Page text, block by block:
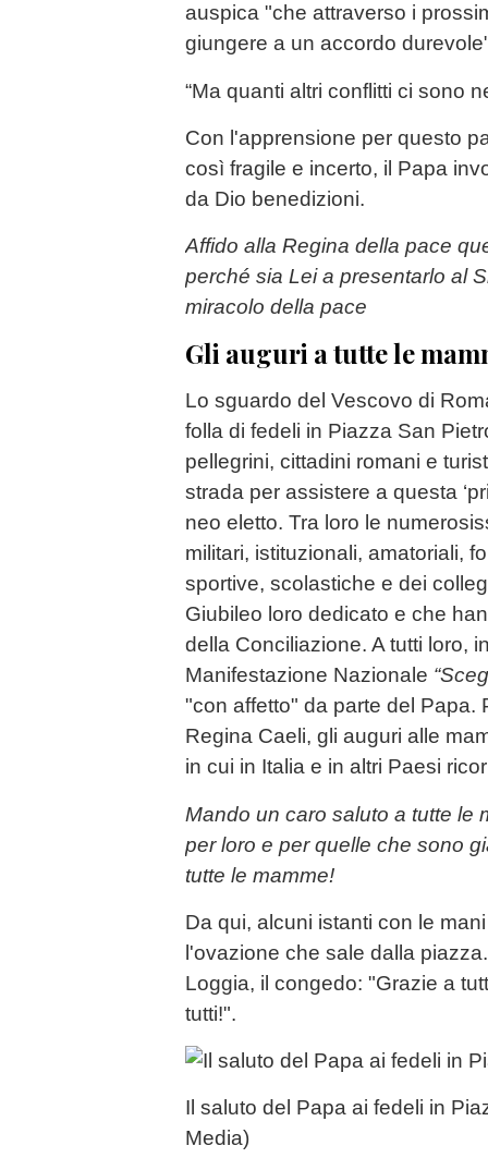
auspica "che attraverso i
giungere a un accordo
“Ma quanti altri conflitti ci sono
Con l'apprensione per questo
così fragile e incerto, il Papa
da Dio benedizioni.
Affido alla Regina della pace
perché sia Lei a presentarlo al
miracolo della pace
Gli auguri a tutte le
Lo sguardo del Vescovo di
folla di fedeli in Piazza San
pellegrini, cittadini romani e
strada per assistere a questa
neo eletto. Tra loro le
militari, istituzionali, amatoriali,
sportive, scolastiche e dei
Giubileo loro dedicato e che
della Conciliazione. A tutti loro,
Manifestazione Nazionale
"con affetto" da parte del Papa.
Regina Caeli, gli auguri alle
in cui in Italia e in altri Paesi
Mando un caro saluto a tutte le
per loro e per quelle che sono
tutte le mamme!
Da qui, alcuni istanti con le
l'ovazione che sale dalla
Loggia, il congedo: "Grazie a
tutti!".
Il saluto del Papa ai fedeli in
Media)